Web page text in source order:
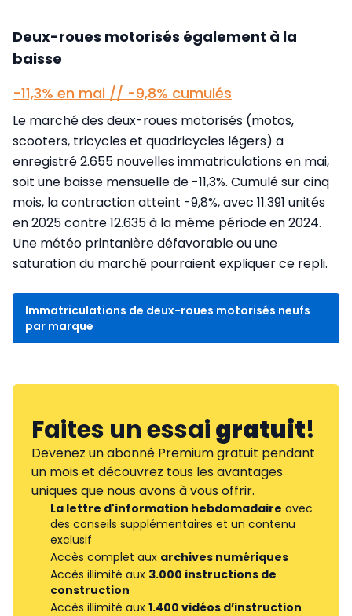
Deux-roues motorisés également à la
baisse
-11,3% en mai // -9,8% cumulés
Le marché des deux-roues motorisés (motos,
scooters, tricycles et quadricycles légers) a
enregistré 2.655 nouvelles immatriculations en mai,
soit une baisse mensuelle de -11,3%. Cumulé sur cinq
mois, la contraction atteint -9,8%, avec 11.391 unités
en 2025 contre 12.635 à la même période en 2024.
Une météo printanière défavorable ou une
saturation du marché pourraient expliquer ce repli.
Immatriculations de deux-roues motorisés neufs
par marque
Faites un essaigratuit!
Devenez un abonné Premium gratuit pendant
un mois et découvrez tous les avantages
uniques que nous avons à vous offrir.
La lettre d'information hebdomadaire avec
des conseils supplémentaires et un contenu
exclusif
Accès complet aux archives numériques
Accès illimité aux 3.000 instructions de
construction
Accès illimité aux 1.400 vidéos d’instruction